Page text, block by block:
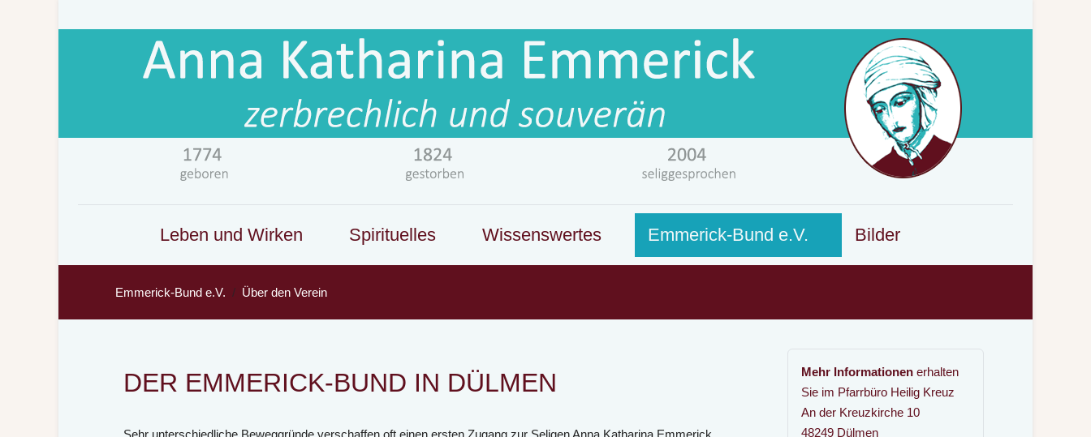
Leben und Wirken Spirituelles Wissenswertes Emmerick-Bund e.V. Bilder
Emmerick-Bund e.V. Über den Verein
DER EMMERICK-BUND IN DÜLMEN Mehr Informationen erhalten
Sie im Pfarrbüro Heilig Kreuz
An der Kreuzkirche 10
48249 Dülmen